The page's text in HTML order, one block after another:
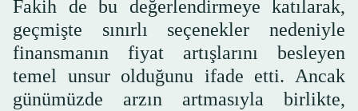
Fakih de bu değerlendirmeye katılarak,
geçmişte sınırlı seçenekler nedeniyle
finansmanın fiyat artışlarını besleyen
temel unsur olduğunu ifade etti. Ancak
günümüzde arzın artmasıyla birlikte,